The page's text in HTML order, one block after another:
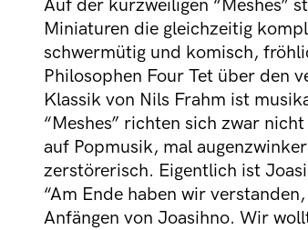
Auf der kurzweiligen “Meshes”
Miniaturen die gleichzeitig
schwermütig und komisch,
Philosophen Four Tet über den
Klassik von Nils Frahm ist
“Meshes” richten sich zwar
auf Popmusik, mal
zerstörerisch. Eigentlich ist
“Am Ende haben wir
Anfängen von Joasihno. Wir